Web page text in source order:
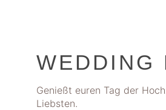
WEDDING
Genießt euren Tag der
Liebsten.